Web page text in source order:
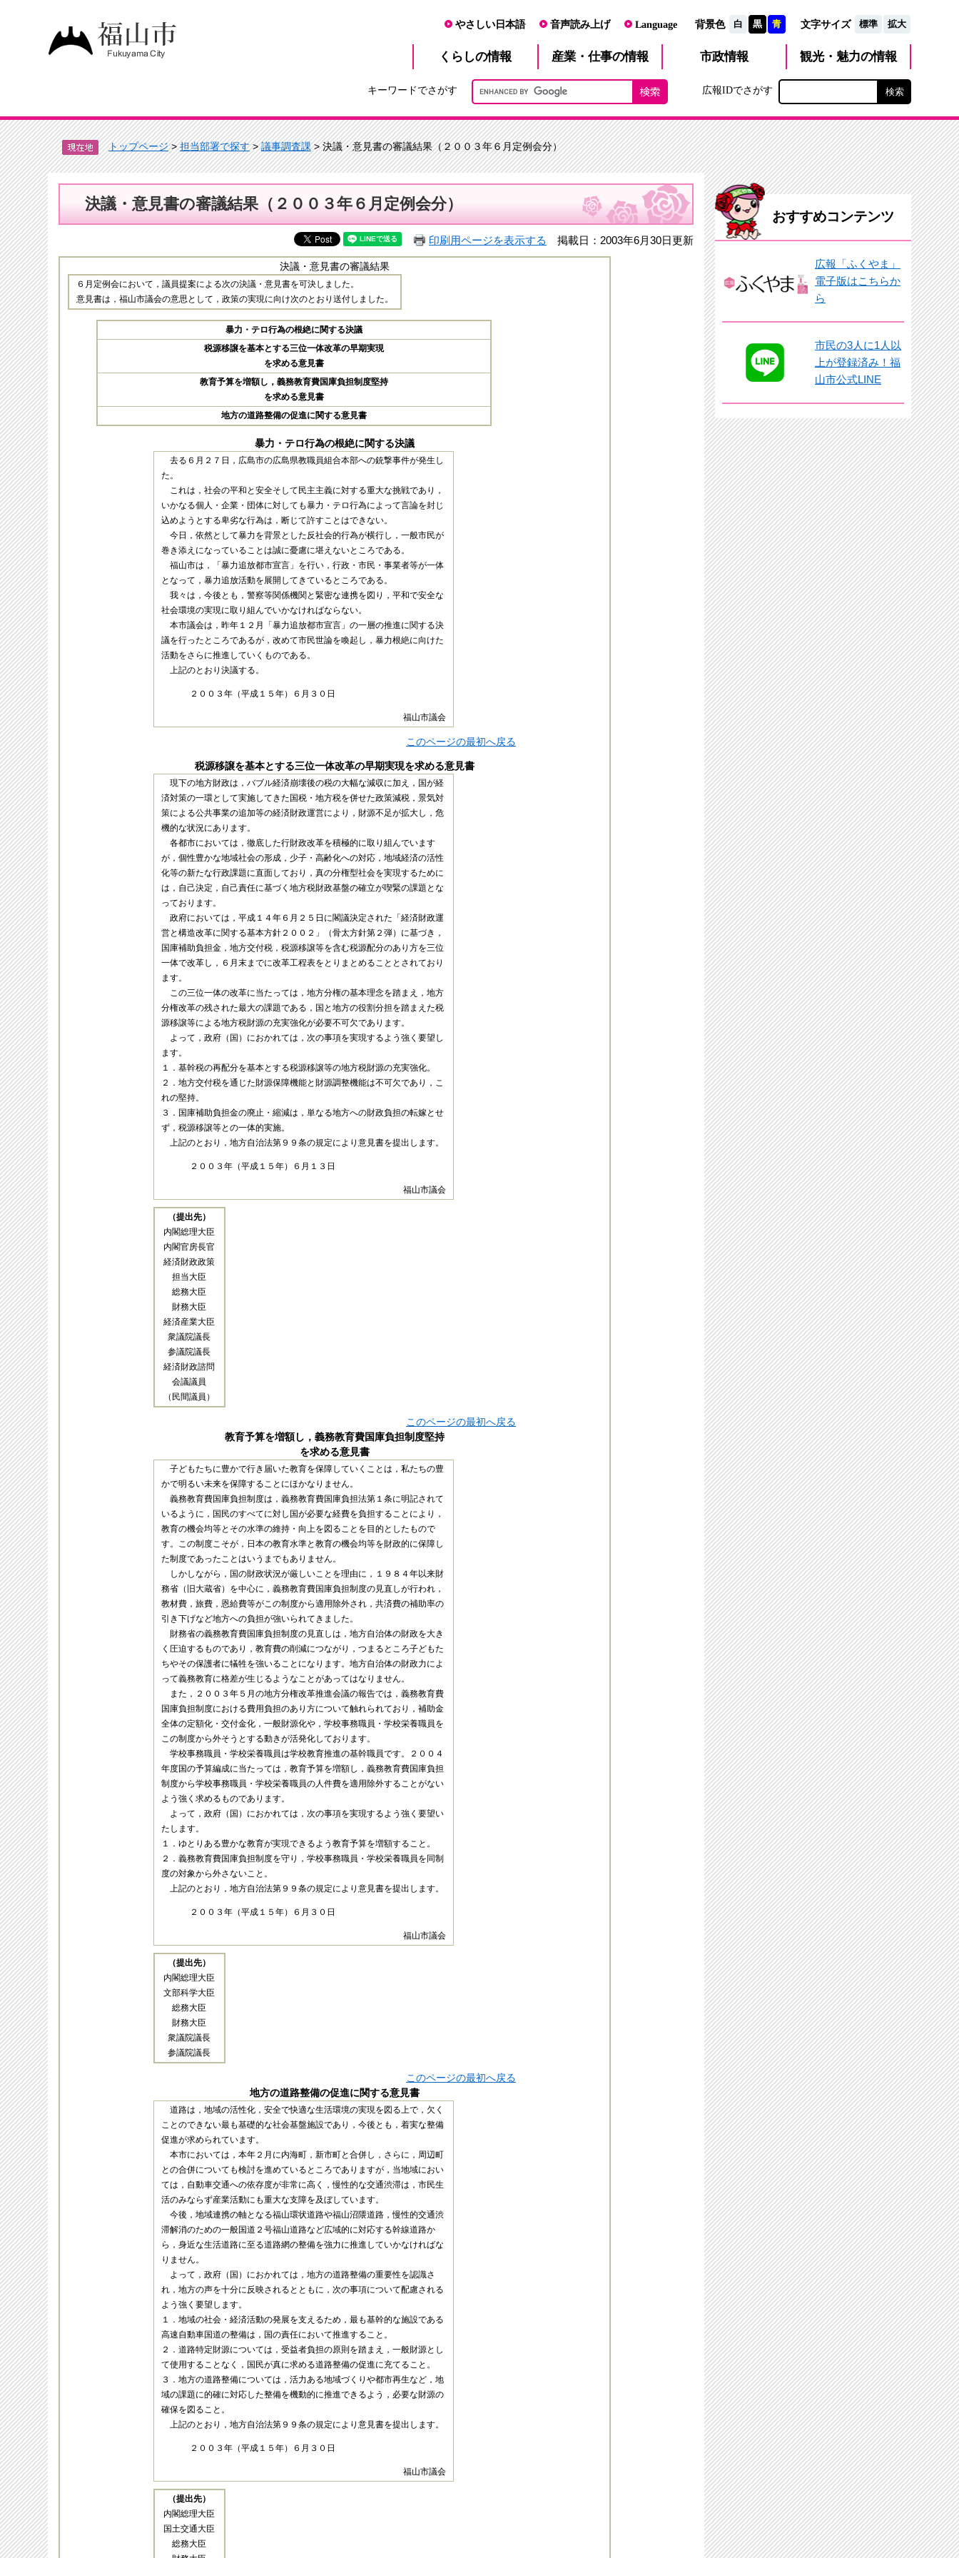
やさしい日本語 音声読み上げ Language 背景色 白 黒 青 文字サイズ 標準 拡大
くらしの情報 産業・仕事の情報 市政情報 観光・魅力の情報
キーワードでさがす 広報IDでさがす
トップページ>担当部署で探す>議事調査課> 決議・意見書の審議結果（２００３年６月定例会分）
決議・意見書の審議結果（２００３年６月定例会分）
印刷用ページを表示する 掲載日：2003年6月30日更新
決議・意見書の審議結果
６月定例会において，議員提案による次の決議・意見書を可決しました。
意見書は，福山市議会の意思として，政策の実現に向け次のとおり送付しました。
暴力・テロ行為の根絶に関する決議
税源移譲を基本とする三位一体改革の早期実現
を求める意見書
教育予算を増額し，義務教育費国庫負担制度堅持
を求める意見書
地方の道路整備の促進に関する意見書
暴力・テロ行為の根絶に関する決議
去る６月２７日，広島市の広島県教職員組合本部への銃撃事件が発生し
た。
これは，社会の平和と安全そして民主主義に対する重大な挑戦であり，
いかなる個人・企業・団体に対しても暴力・テロ行為によって言論を封じ
込めようとする卑劣な行為は，断じて許すことはできない。
今日，依然として暴力を背景とした反社会的行為が横行し，一般市民が
巻き添えになっていることは誠に憂慮に堪えないところである。
福山市は，「暴力追放都市宣言」を行い，行政・市民・事業者等が一体
となって，暴力追放活動を展開してきているところである。
我々は，今後とも，警察等関係機関と緊密な連携を図り，平和で安全な
社会環境の実現に取り組んでいかなければならない。
本市議会は，昨年１２月「暴力追放都市宣言」の一層の推進に関する決
議を行ったところであるが，改めて市民世論を喚起し，暴力根絶に向けた
活動をさらに推進していくものである。
上記のとおり決議する。
２００３年（平成１５年）６月３０日
福山市議会
このページの最初へ戻る
税源移譲を基本とする三位一体改革の早期実現を求める意見書
現下の地方財政は，バブル経済崩壊後の税の大幅な減収に加え，国が経
済対策の一環として実施してきた国税・地方税を併せた政策減税，景気対
策による公共事業の追加等の経済財政運営により，財源不足が拡大し，危
機的な状況にあります。
各都市においては，徹底した行財政改革を積極的に取り組んでいます
が，個性豊かな地域社会の形成，少子・高齢化への対応，地域経済の活性
化等の新たな行政課題に直面しており，真の分権型社会を実現するために
は，自己決定，自己責任に基づく地方税財政基盤の確立が喫緊の課題とな
っております。
政府においては，平成１４年６月２５日に閣議決定された「経済財政運
営と構造改革に関する基本方針２００２」（骨太方針第２弾）に基づき，
国庫補助負担金，地方交付税，税源移譲等を含む税源配分のあり方を三位
一体で改革し，６月末までに改革工程表をとりまとめることとされており
ます。
この三位一体の改革に当たっては，地方分権の基本理念を踏まえ，地方
分権改革の残された最大の課題である，国と地方の役割分担を踏まえた税
源移譲等による地方税財源の充実強化が必要不可欠であります。
よって，政府（国）におかれては，次の事項を実現するよう強く要望し
ます。
１．基幹税の再配分を基本とする税源移譲等の地方税財源の充実強化。
２．地方交付税を通じた財源保障機能と財源調整機能は不可欠であり，こ
れの堅持。
３．国庫補助負担金の廃止・縮減は，単なる地方への財政負担の転嫁とせ
ず，税源移譲等との一体的実施。
上記のとおり，地方自治法第９９条の規定により意見書を提出します。
２００３年（平成１５年）６月１３日
福山市議会
（提出先）
内閣総理大臣
内閣官房長官
経済財政政策
担当大臣
総務大臣
財務大臣
経済産業大臣
衆議院議長
参議院議長
経済財政諮問
会議議員
（民間議員）
このページの最初へ戻る
教育予算を増額し，義務教育費国庫負担制度堅持
を求める意見書
子どもたちに豊かで行き届いた教育を保障していくことは，私たちの豊
かで明るい未来を保障することにほかなりません。
義務教育費国庫負担制度は，義務教育費国庫負担法第１条に明記されて
いるように，国民のすべてに対し国が必要な経費を負担することにより，
教育の機会均等とその水準の維持・向上を図ることを目的としたもので
す。この制度こそが，日本の教育水準と教育の機会均等を財政的に保障し
た制度であったことはいうまでもありません。
しかしながら，国の財政状況が厳しいことを理由に，１９８４年以来財
務省（旧大蔵省）を中心に，義務教育費国庫負担制度の見直しが行われ，
教材費，旅費，恩給費等がこの制度から適用除外され，共済費の補助率の
引き下げなど地方への負担が強いられてきました。
財務省の義務教育費国庫負担制度の見直しは，地方自治体の財政を大き
く圧迫するものであり，教育費の削減につながり，つまるところ子どもた
ちやその保護者に犠牲を強いることになります。地方自治体の財政力によ
って義務教育に格差が生じるようなことがあってはなりません。
また，２００３年５月の地方分権改革推進会議の報告では，義務教育費
国庫負担制度における費用負担のあり方について触れられており，補助金
全体の定額化・交付金化，一般財源化や，学校事務職員・学校栄養職員を
この制度から外そうとする動きが活発化しております。
学校事務職員・学校栄養職員は学校教育推進の基幹職員です。２００４
年度国の予算編成に当たっては，教育予算を増額し，義務教育費国庫負担
制度から学校事務職員・学校栄養職員の人件費を適用除外することがない
よう強く求めるものであります。
よって，政府（国）におかれては，次の事項を実現するよう強く要望い
たします。
１．ゆとりある豊かな教育が実現できるよう教育予算を増額すること。
２．義務教育費国庫負担制度を守り，学校事務職員・学校栄養職員を同制
度の対象から外さないこと。
上記のとおり，地方自治法第９９条の規定により意見書を提出します。
２００３年（平成１５年）６月３０日
福山市議会
（提出先）
内閣総理大臣
文部科学大臣
総務大臣
財務大臣
衆議院議長
参議院議長
このページの最初へ戻る
地方の道路整備の促進に関する意見書
道路は，地域の活性化，安全で快適な生活環境の実現を図る上で，欠く
ことのできない最も基礎的な社会基盤施設であり，今後とも，着実な整備
促進が求められています。
本市においては，本年２月に内海町，新市町と合併し，さらに，周辺町
との合併についても検討を進めているところでありますが，当地域におい
ては，自動車交通への依存度が非常に高く，慢性的な交通渋滞は，市民生
活のみならず産業活動にも重大な支障を及ぼしています。
今後，地域連携の軸となる福山環状道路や福山沼隈道路，慢性的交通渋
滞解消のための一般国道２号福山道路など広域的に対応する幹線道路か
ら，身近な生活道路に至る道路網の整備を強力に推進していかなければな
りません。
よって，政府（国）におかれては，地方の道路整備の重要性を認識さ
れ，地方の声を十分に反映されるとともに，次の事項について配慮される
よう強く要望します。
１．地域の社会・経済活動の発展を支えるため，最も基幹的な施設である
高速自動車国道の整備は，国の責任において推進すること。
２．道路特定財源については，受益者負担の原則を踏まえ，一般財源とし
て使用することなく，国民が真に求める道路整備の促進に充てること。
３．地方の道路整備については，活力ある地域づくりや都市再生など，地
域の課題に的確に対応した整備を機動的に推進できるよう，必要な財源の
確保を図ること。
上記のとおり，地方自治法第９９条の規定により意見書を提出します。
２００３年（平成１５年）６月３０日
福山市議会
（提出先）
内閣総理大臣
国土交通大臣
総務大臣
おすすめコンテンツ
広報「ふくやま」
電子版はこちらか
ら
市民の3人に1人以
上が登録済み！福
山市公式LINE